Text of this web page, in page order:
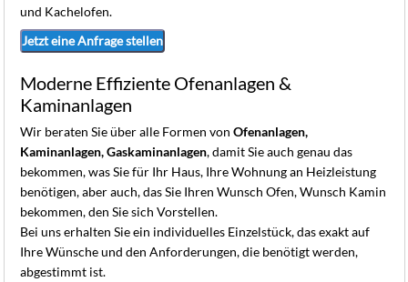
und Kachelofen.
Jetzt eine Anfrage stellen
Moderne Effiziente Ofenanlagen &
Kaminanlagen
Wir beraten Sie über alle Formen vonOfenanlagen,
Kaminanlagen, Gaskaminanlagen, damit Sie auch genau das
bekommen, was Sie für Ihr Haus, Ihre Wohnung an Heizleistung
benötigen, aber auch, das Sie Ihren Wunsch Ofen, Wunsch Kamin
bekommen, den Sie sich Vorstellen.
Bei uns erhalten Sie ein individuelles Einzelstück, das exakt auf
Ihre Wünsche und den Anforderungen, die benötigt werden,
abgestimmt ist.